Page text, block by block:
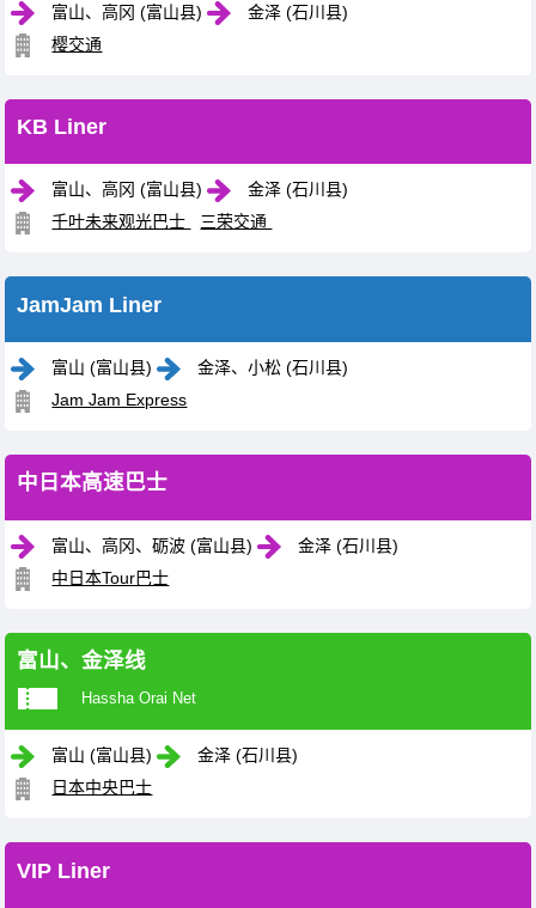
富山、高冈 (富山县)
金泽 (石川县)
樱交通
KB Liner
富山、高冈 (富山县)
金泽 (石川县)
千叶未来观光巴士
三荣交通
JamJam Liner
富山 (富山县)
金泽、小松 (石川县)
Jam Jam Express
中日本高速巴士
富山、高冈、砺波 (富山县)
金泽 (石川县)
中日本Tour巴士
富山、金泽线
Hassha Orai Net
富山 (富山县)
金泽 (石川县)
日本中央巴士
VIP Liner